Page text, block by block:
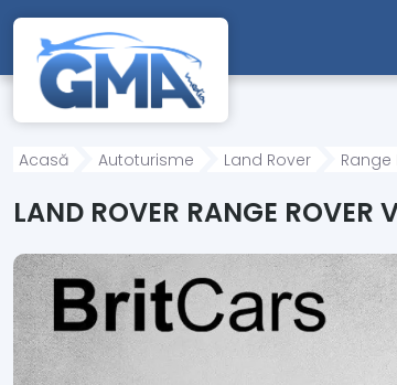
Mergi direct la conținutul principal
Acasă Autoturisme Land Rover Range
LAND ROVER RANGE